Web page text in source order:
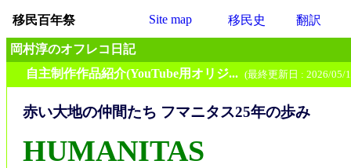
移民百年祭 Site map 移民史 翻訳
岡村淳のオフレコ日記
自主制作作品紹介(YouTube用オリジ... (最終更新日 : 2026/05/
赤い大地の仲間たち フマニタス25年の歩み
HUMANITAS